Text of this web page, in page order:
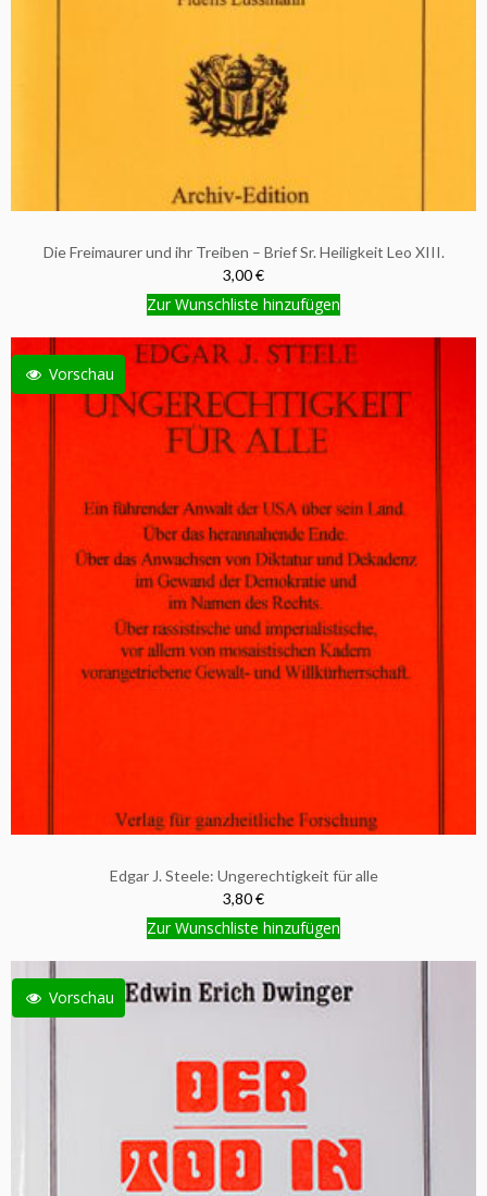
Die Freimaurer und ihr Treiben – Brief Sr. Heiligkeit Leo XIII.
3,00 €
Zur Wunschliste hinzufügen
Vorschau
Edgar J. Steele: Ungerechtigkeit für alle
3,80 €
Zur Wunschliste hinzufügen
Vorschau